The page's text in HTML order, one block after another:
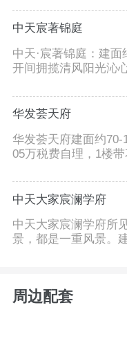
中天宸著锦庭
中天·宸著锦庭：建
开间拥揽清风阳光沁
华发荟天府
华发荟天府建面约70-
05万税费自理，1楼带
中天大家宸澜学府
中天大家宸澜学府所
景，都是一重风景。
周边配套